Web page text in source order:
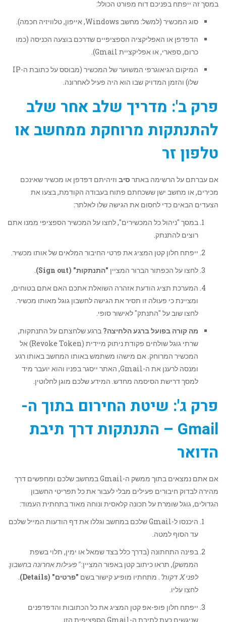
במסך זה ייפתח בפניכם דוח מפורט הכולל:
סוג המכשיר (למשל: מחשב Windows, אייפון, טלוויזיה חכמה).
הדפדפן או האפליקציה הספציפיים שדרכם בוצעה הכניסה (כמו
כרום, ספארי, או אפליקציית Gmail).
המיקום הגיאוגרפי המשוער של המכשיר (מבוסס על כתובת ה-IP
שלו) והזמן המדויק שבו הוא היה פעיל לאחרונה.
פרק ב': מדריך שלב אחר שלב
להתנתקות מרוחקת ממחשב או
טלפון זר
אם עברתם על הרשימה באתר סיב וזיהיתם דפדפן או מכשיר שאינכם
מכירים, או מחשב ישן ששכחתם פתוח בעבודה הקודמת, בצעו את
הצעדים הבאים כדי לחסום את הגישה שלו לאלתר:
במסך "ניהול כל המכשירים", לחצו על המכשיר הספציפי ממנו אתם
רוצים להתנתק.
ייפתח חלון קטן המציג את פרטי החיבור המלאים של אותו מכשיר.
לחצו על הכפתור הברור המציין "התנתקות" (Sign out)
.
המערכת תציג הודעת אזהרה השואלת אתכם האם אתם בטוחים,
ומציינת כי פעולה זו תסיר את הגישה לחשבון גוגל מאותו מכשיר.
לחצו שוב על "התנתק" לאישור סופי.
מה קורה בפועל ברגע הלחיצה? ברגע שלחצתם על התנתקות,
שרתי גוגל שולחים פקודת ניתוק מיידית (Revoke Token) אל
המכשיר המרוחק. אם מישהו משתמש באותו המחשב באותו רגע
ומנסה לרענן את ה-Gmail, האתר ייסגר בפניו והוא יועבר מיד
למסך דרישת הסיסמה מחדש. המידע שלכם מוגן לחלוטין.
פרק ג': שיטת החירום בתוך ה-
Gmail – התנתקות דרך תיבת
הדואר
אם אתם נמצאים בתוך ממשק ה-Gmail במחשב שלכם ומחפשים דרך
מהירה לבדוק חיבורים פעילים מבלי לעבור את כל תפריטי החשבון
הגדולים, גוגל שומרת על תכונה קלאסית ונוחה מאוד בתחתית העמוד:
היכנסו ל-Gmail שלכם במחשב וגללו את דף הודעות המייל שלכם
עד הסוף למטה.
בפינה התחתונה (בדרך כלל בצד שמאל או ימין, תלוי בשפת
הממשק), תראו כיתוב קטן באפור המציין:"פעילות אחרונה בחשבון:
לפני X דקות"
. מתחתיו מופיע קישור בשם "פרטים" (Details)
.
לחצו עליו.
ייפתח חלון פופ-אפ קטן המציג את כל הכתובות והדפדפנים
שניגשים כעת לתיבת ה-Gmail הספציפית הזו.